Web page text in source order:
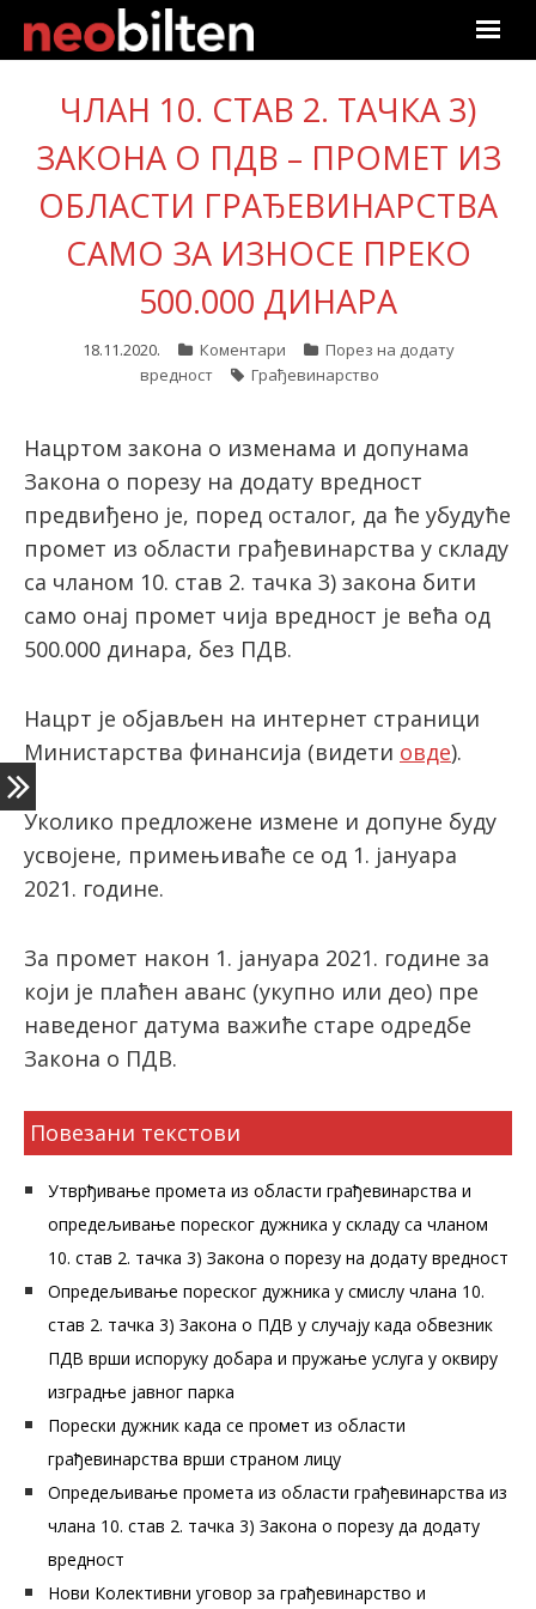
Почетна
Претрага
Актуелно
Подаци
Претплата
Пријава
latinica
ЧЛАН 10. СТАВ 2. ТАЧКА 3)
ЗАКОНА О ПДВ – ПРОМЕТ ИЗ
ОБЛАСТИ ГРАЂЕВИНАРСТВА
САМО ЗА ИЗНОСЕ ПРЕКО
500.000 ДИНАРА
18.11.2020. Коментари
Порез на додату
вредност
Грађевинарство
Нацртом закона о изменама и допунама
Закона о порезу на додату вредност
предвиђено је, поред осталог, да ће убудуће
промет из области грађевинарства у складу
са чланом 10. став 2. тачка 3) закона бити
само онај промет чија вредност је већа од
500.000 динара, без ПДВ.
Нацрт је објављен на интернет страници
Министарства финансија (видети овде).
Уколико предложене измене и допуне буду
усвојене, примењиваће се од 1. јануара
2021. године.
За промет након 1. јануара 2021. године за
који је плаћен аванс (укупно или део) пре
наведеног датума важиће старе одредбе
Закона о ПДВ.
Повезани текстови
Утврђивање промета из области грађевинарства и
опредељивање пореског дужника у складу са чланом
10. став 2. тачка 3) Закона о порезу на додату вредност
Опредељивање пореског дужника у смислу члана 10.
став 2. тачка 3) Закона о ПДВ у случају када обвезник
ПДВ врши испоруку добара и пружање услуга у оквиру
изградње јавног парка
Порески дужник када се промет из области
грађевинарства врши страном лицу
Опредељивање промета из области грађевинарства из
члана 10. став 2. тачка 3) Закона о порезу да додату
вредност
Нови Колективни уговор за грађевинарство и